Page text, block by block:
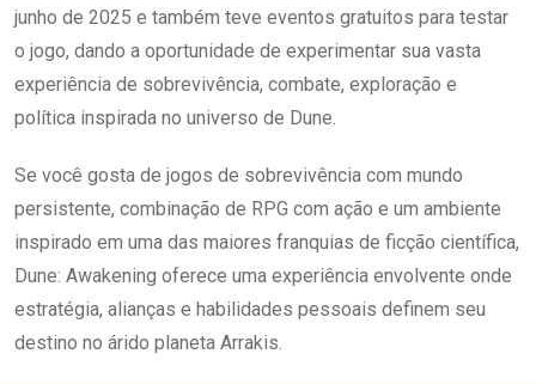
junho de 2025 e também teve eventos gratuitos para testar
o jogo, dando a oportunidade de experimentar sua vasta
experiência de sobrevivência, combate, exploração e
política inspirada no universo de Dune.
Se você gosta de jogos de sobrevivência com mundo
persistente, combinação de RPG com ação e um ambiente
inspirado em uma das maiores franquias de ficção científica,
Dune: Awakening oferece uma experiência envolvente onde
estratégia, alianças e habilidades pessoais definem seu
destino no árido planeta Arrakis.